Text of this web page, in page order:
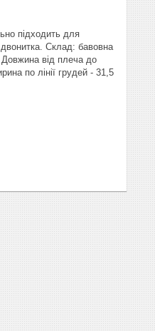
підходить для
Склад: бавовна
від плеча до
по лінії грудей - 31,5